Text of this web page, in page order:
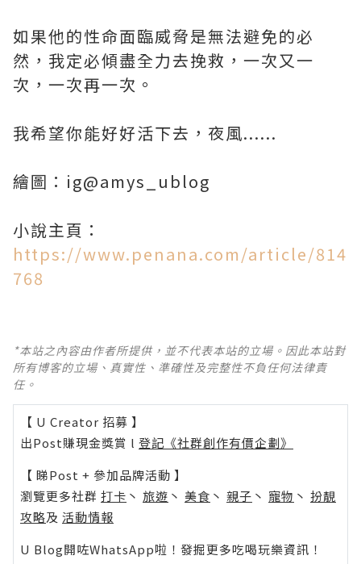
如果他的性命面臨威脅是無法避免的必
然，我定必傾盡全力去挽救，一次又一
次，一次再一次。
我希望你能好好活下去，夜風......
繪圖：ig@amys_ublog
小說主頁：
https://www.penana.com/article/814
768
*本站之內容由作者所提供，並不代表本站的立場。因此本站對
所有博客的立場、真實性、準確性及完整性不負任何法律責
任。
【 U Creator 招募 】
出Post賺現金獎賞 l 登記《社群創作有價企劃》
【 睇Post + 參加品牌活動 】
瀏覽更多社群 打卡 丶 旅遊 丶 美食 丶 親子 丶 寵物 丶 扮靚
攻略及 活動情報
U Blog開咗WhatsApp啦！發掘更多吃喝玩樂資訊！